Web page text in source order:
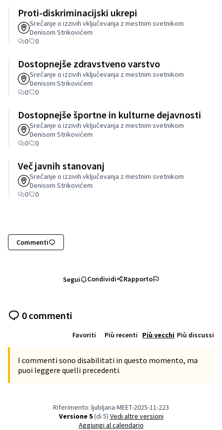
Proti-diskriminacijski ukrepi
Srečanje o izzivih vključevanja z mestnim svetnikom
Denisom Strikovićem
0
0
Dostopnejše zdravstveno varstvo
Srečanje o izzivih vključevanja z mestnim svetnikom
Denisom Strikovićem
0
0
Dostopnejše športne in kulturne dejavnosti
Srečanje o izzivih vključevanja z mestnim svetnikom
Denisom Strikovićem
0
0
Več javnih stanovanj
Srečanje o izzivih vključevanja z mestnim svetnikom
Denisom Strikovićem
0
0
Commenti
Segui Condividi Rapporto
0 commenti
Favoriti Più recenti Più vecchi Più discussi
I commenti sono disabilitati in questo momento, ma
puoi leggere quelli precedenti.
Riferimento: ljubljana-MEET-2025-11-223
Versione 5(di 5) vedi altre versioni
Aggiungi al calendario